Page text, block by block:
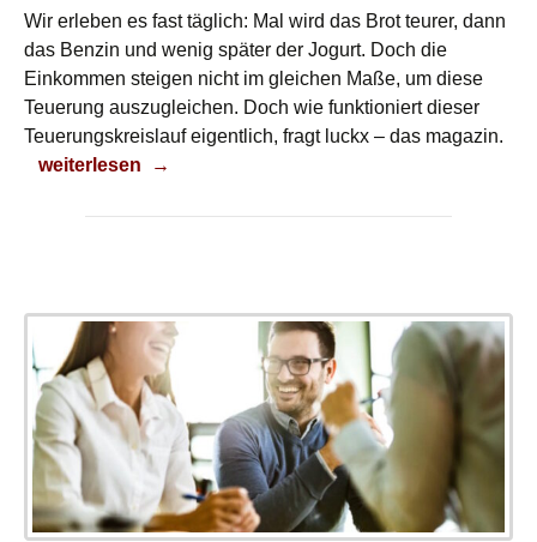
Wir erleben es fast täglich: Mal wird das Brot teurer, dann
das Benzin und wenig später der Jogurt. Doch die
Einkommen steigen nicht im gleichen Maße, um diese
Teuerung auszugleichen. Doch wie funktioniert dieser
Teuerungskreislauf eigentlich, fragt luckx – das magazin.
Es wird immer weniger wert
weiterlesen →